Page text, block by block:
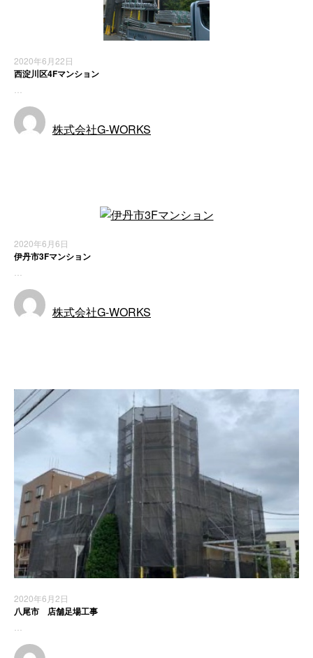
2020年6月22日
西淀川区4Fマンション
株式会社G-WORKS
2020年6月6日
伊丹市3Fマンション
株式会社G-WORKS
2020年6月2日
八尾市 店舗足場工事